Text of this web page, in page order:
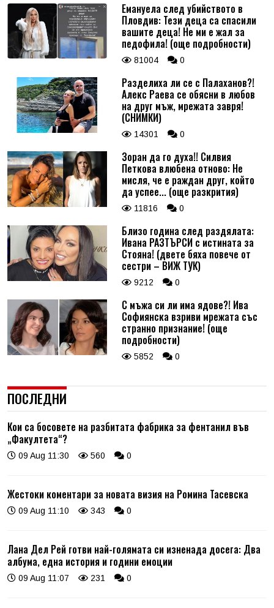
Емануела след убийството в
Пловдив: Тези деца са спасили
вашите деца! Не ми е жал за
педофила! (още подробности)
81004 0
Разделиха ли се с Палаханов?!
Алекс Раева се обясни в любов
на друг мъж, мрежата завря!
(СНИМКИ)
14301 0
Зоран да го духа!! Силвия
Петкова влюбена отново: Не
мисля, че е раждан друг, който
да успее... (още разкрития)
11816 0
Близо година след раздялата:
Ивана РАЗТЪРСИ с истината за
Стояна! (двете бяха повече от
сестри – ВИЖ ТУК)
9212 0
С мъжа си ли има ядове?! Ива
Софиянска взриви мрежата със
странно признание! (още
подробности)
5852 0
ПОСЛЕДНИ
Кои са босовете на разбитата фабрика за фентанил във
„Факултета“?
09 Aug 11:30 560 0
Жестоки коментари за новата визия на Ромина Тасевска
09 Aug 11:10 343 0
Лана Дел Рей готви най-голямата си изненада досега: Два
албума, една история и години емоции
09 Aug 11:07 231 0